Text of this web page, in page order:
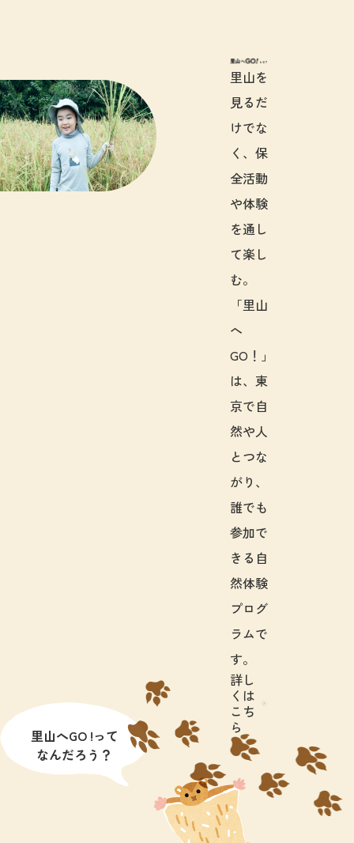
里山へGO!と
里山を
見るだ
けでな
く、保
全活動
や体験
を通し
て楽し
む。
「里山
へ
GO！」
は、東
京で自
然や人
とつな
がり、
誰でも
参加で
きる自
然体験
プログ
ラムで
す。
詳し
くは
こち
ら
里山へGO !って
なんだろう？